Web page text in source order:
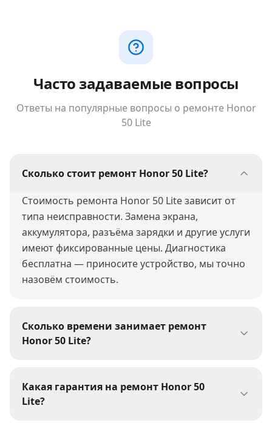
Часто задаваемые вопросы
Ответы на популярные вопросы о ремонте Honor
50 Lite
Сколько стоит ремонт Honor 50 Lite?
Стоимость ремонта Honor 50 Lite зависит от
типа неисправности. Замена экрана,
аккумулятора, разъёма зарядки и другие услуги
имеют фиксированные цены. Диагностика
бесплатна — приносите устройство, мы точно
назовём стоимость.
Сколько времени занимает ремонт
Honor 50 Lite?
выполняем за 30-60 минут. Сложные работы
(пайка, восстановление после воды) могут
Какая гарантия на ремонт Honor 50
Lite?